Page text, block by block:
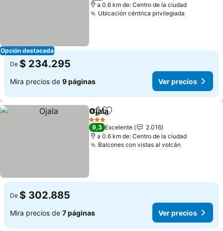
Opción destacada
a 0.6 km de: Centro de la ciudad
Ubicación céntrica privilegiada
De $ 234.295
Mira precios de 9 páginas Ver precios
CompartirAgregar a favoritos
Ojala
3 Estrellas
9,3 Excelente
2.016
a 0.6 km de: Centro de la ciudad
Balcones con vistas al volcán
De $ 302.885
Mira precios de 7 páginas Ver precios